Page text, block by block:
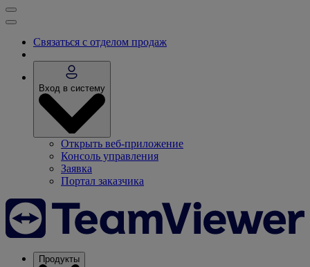
Связаться с отделом продаж
Вход в систему
Открыть веб-приложение
Консоль управления
Заявка
Портал заказчика
Продукты